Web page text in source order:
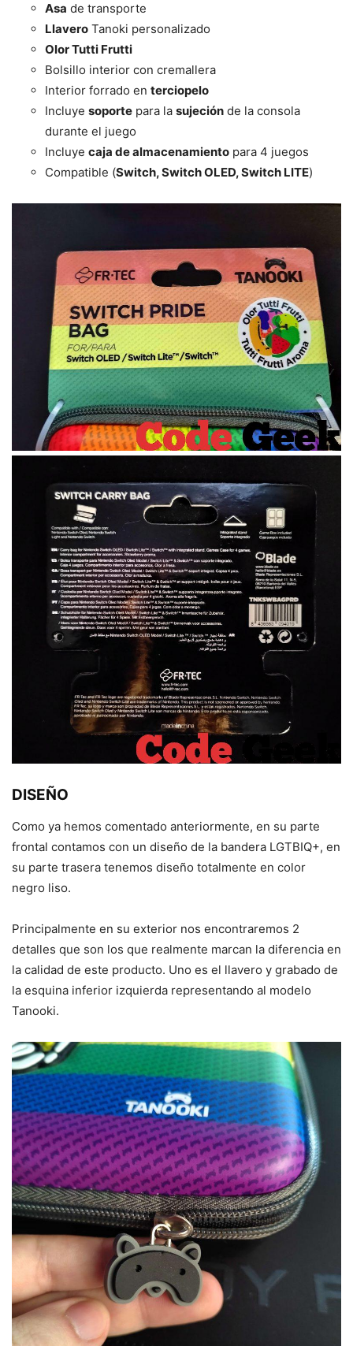
Asa de transporte
Llavero Tanoki personalizado
Olor Tutti Frutti
Bolsillo interior con cremallera
Interior forrado en terciopelo
Incluye soporte para la sujeción de la consola
durante el juego
Incluye caja de almacenamiento para 4 juegos
Compatible (Switch, Switch OLED, Switch LITE)
DISEÑO
Como ya hemos comentado anteriormente, en su parte
frontal contamos con un diseño de la bandera LGTBIQ+, en
su parte trasera tenemos diseño totalmente en color
negro liso.
Principalmente en su exterior nos encontraremos 2
detalles que son los que realmente marcan la diferencia en
la calidad de este producto. Uno es el llavero y grabado de
la esquina inferior izquierda representando al modelo
Tanooki.